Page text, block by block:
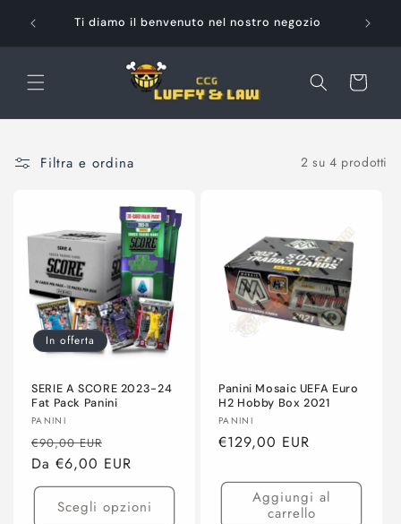
direttamenteTi diamo il benvenuto nel nostro negozio
Carrello
Filtra e ordina 2 su 4 prodotti
In offerta
SERIE A SCORE 2023-24
Fat Pack Panini
Produttore:
PANINI
Prezzo
di
listino
€90,00 EUR
scontato
Da €6,00 EUR
Scegli opzioni
Panini Mosaic UEFA Euro
H2 Hobby Box 2021
Produttore:
PANINI
Prezzo
listino
€129,00 EUR
Aggiungi al
carrello